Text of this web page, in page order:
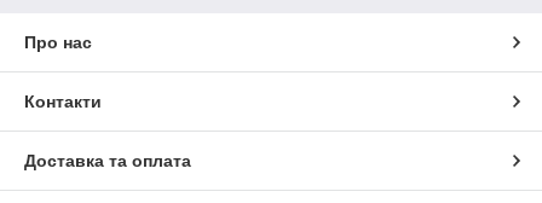
Про нас
Контакти
Доставка та оплата